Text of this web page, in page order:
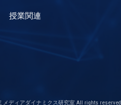
授業関連
ディアダイナミクス研究室 All rights reserved.